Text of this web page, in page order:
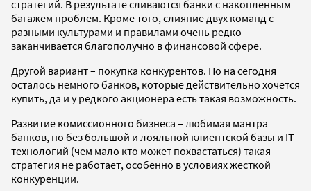
стратегий. В результате сливаются банки с накопленным
багажем проблем. Кроме того, слияние двух команд с
разными культурами и правилами очень редко
заканчивается благополучно в финансовой сфере.
Другой вариант – покупка конкурентов. Но на сегодня
осталось немного банков, которые действительно хочется
купить, да и у редкого акционера есть такая возможность.
Развитие комиссионного бизнеса – любимая мантра
банков, но без большой и лояльной клиентской базы и IT-
технологий (чем мало кто может похвастаться) такая
стратегия не работает, особенно в условиях жесткой
конкуренции.